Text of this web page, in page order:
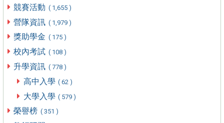
競賽活動 ( 1,655 )
營隊資訊 ( 1,979 )
獎助學金 ( 175 )
校內考試 ( 108 )
升學資訊 ( 778 )
高中入學 ( 62 )
大學入學 ( 579 )
榮譽榜 ( 351 )